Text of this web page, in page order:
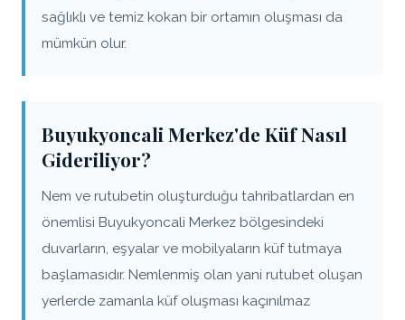
sağlıklı ve temiz kokan bir ortamın oluşması da
mümkün olur.
Buyukyoncali Merkez'de Küf Nasıl
Gideriliyor?
Nem ve rutubetin oluşturduğu tahribatlardan en
önemlisi Buyukyoncali Merkez bölgesindeki
duvarların, eşyalar ve mobilyaların küf tutmaya
başlamasıdır. Nemlenmiş olan yani rutubet oluşan
yerlerde zamanla küf oluşması kaçınılmaz